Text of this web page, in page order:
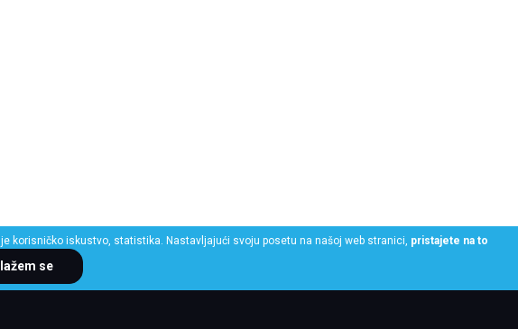
korisničko iskustvo, statistika. Nastavljajući svoju posetu na našoj web stranici, pristajete na to
se